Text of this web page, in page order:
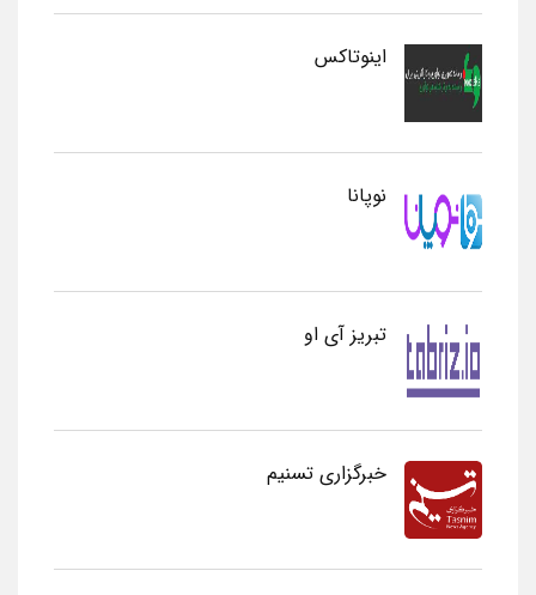
اینوتاکس
نوپانا
تبریز آی او
خبرگزاری تسنیم